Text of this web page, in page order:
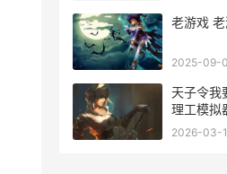
老游戏
2025-09-
天子令我
理工模拟
个好玩 我
2026-03-